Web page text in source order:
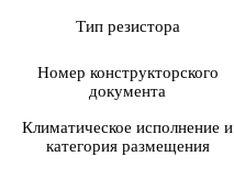
Тип резистора
Номер конструкторского
документа
Климатическое исполнение и
категория размещения